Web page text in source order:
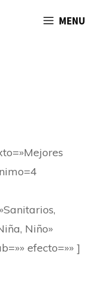
MENU
Niño»
efecto=»» ]